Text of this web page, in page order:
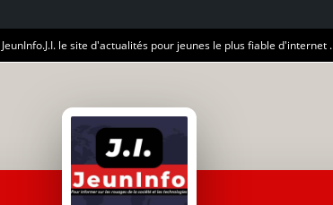
le site d'actualités pour jeunes le plus fiable d'internet .